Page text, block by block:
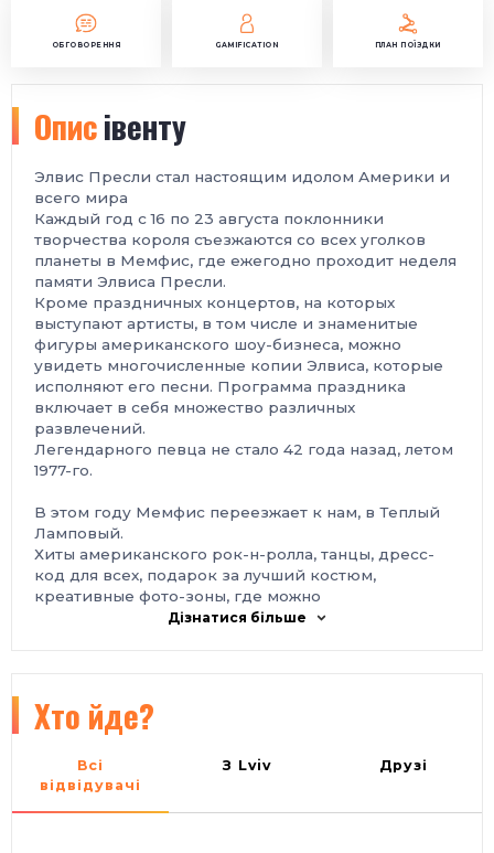
ОБГОВОРЕННЯ GAMIFICATION ПЛАН ПОЇЗДКИ
Описівенту
Элвис Пресли стал настоящим идолом Америки и
всего мира
Каждый год с 16 по 23 августа поклонники
творчества короля съезжаются со всех уголков
планеты в Мемфис, где ежегодно проходит неделя
памяти Элвиса Пресли.
Кроме праздничных концертов, на которых
выступают артисты, в том числе и знаменитые
фигуры американского шоу-бизнеса, можно
увидеть многочисленные копии Элвиса, которые
исполняют его песни. Программа праздника
включает в себя множество различных
развлечений.
Легендарного певца не стало 42 года назад, летом
1977-го.
В этом году Мемфис переезжает к нам, в Теплый
Ламповый.
Хиты американского рок-н-ролла, танцы, дресс-
код для всех, подарок за лучший костюм,
креативные фото-зоны, где можно
сфотографироваться с Элвисом и и другими
Медиа поддержка
NEWSONE TV,
По всем вопросам
Yudzhen Lovich
Дізнатися більше
Хто йде?
Всі
відвідувачі
З Lviv Друзі